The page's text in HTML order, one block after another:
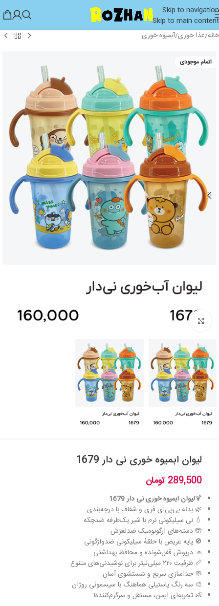
Skip to navigation
Skip to main content
خانه/غذا خوری/آبمیوه خوری
اتمام موجودی
بزرگنمایی تصویر
لیوان ابمیوه خوری نی دار 1679
289,500 تومان
🍹لیوان ابمیوه خوری نی دار 1679
🌿 بدنه بی‌پی‌ای فری و شفاف با درجه‌بندی
💧 نی سیلیکونی نرم با شیر یک‌طرفه ضدچکه
🤲 دسته‌های ارگونومیک ضدلغزش
🚫 پایه عریض با حلقهٔ سیلیکونی ضدواژگونی
🧢 درپوش قفل‌شونده و محافظ بهداشتی
📏 ظرفیت ۲۲۰ میلی‌لیتر برای نوشیدنی‌های متنوع
🧼 جداسازی سریع و شستشوی آسان
🎨 سه رنگ پاستیلی هماهنگ با سیسمونی روژان
👶 تجربه‌ای ایمن، مستقل و سرگرم‌کننده!